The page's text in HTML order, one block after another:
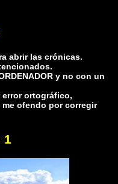
abrir las crónicas.
y no con un
ortográfico,
ofendo por corregir
1